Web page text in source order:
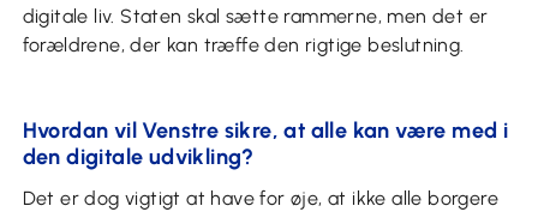
digitale liv. Staten skal sætte rammerne, men det er
forældrene, der kan træffe den rigtige beslutning.
Hvordan vil Venstre sikre, at alle kan være med i
den digitale udvikling?
Det er dog vigtigt at have for øje, at ikke alle borgere